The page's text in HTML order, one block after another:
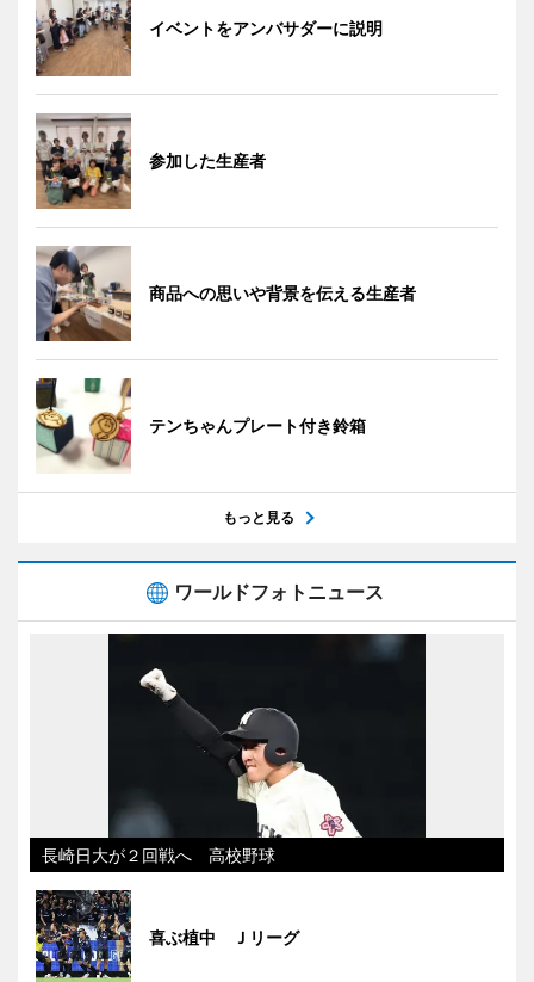
イベントをアンバサダーに説明
参加した生産者
商品への思いや背景を伝える生産者
テンちゃんプレート付き鈴箱
もっと見る
ワールドフォトニュース
長崎日大が２回戦へ 高校野球
喜ぶ植中 Ｊリーグ